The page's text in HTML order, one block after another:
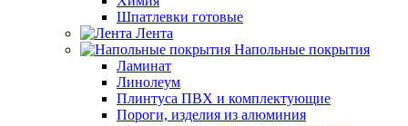
Шпатлевки готовые
Лента
Напольные покрытия
Ламинат
Линолеум
Плинтуса ПВХ и комплектующие
Пороги, изделия из алюминия